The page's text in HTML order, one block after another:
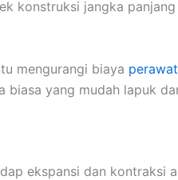
konstruksi jangka
mengurangi biaya
biasa yang mudah lapuk
ekspansi dan kontraksi